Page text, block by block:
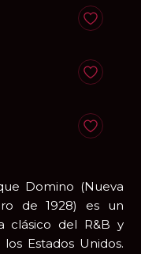
Anadir a
Anadir a
Anadir a
Domino (Nueva
de 1928) es un
clásico del R&B y
Estados Unidos.